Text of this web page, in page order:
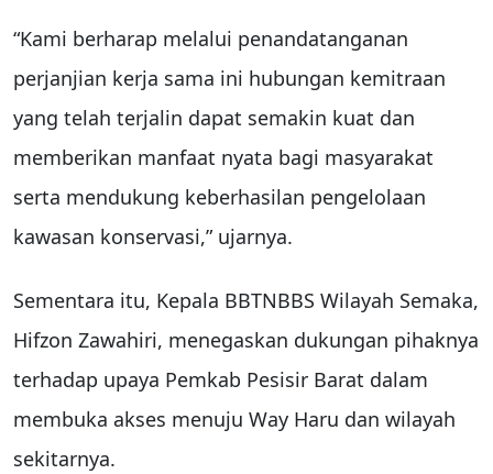
“Kami berharap melalui penandatanganan
perjanjian kerja sama ini hubungan kemitraan
yang telah terjalin dapat semakin kuat dan
memberikan manfaat nyata bagi masyarakat
serta mendukung keberhasilan pengelolaan
kawasan konservasi,” ujarnya.
Sementara itu, Kepala BBTNBBS Wilayah Semaka,
Hifzon Zawahiri, menegaskan dukungan pihaknya
terhadap upaya Pemkab Pesisir Barat dalam
membuka akses menuju Way Haru dan wilayah
sekitarnya.